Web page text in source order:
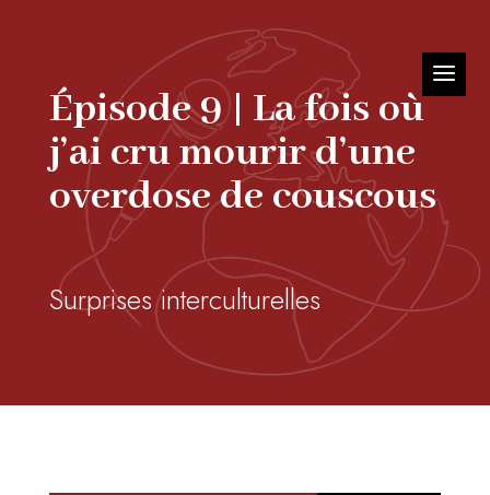
Épisode 9 | La fois où
j’ai cru mourir d’une
overdose de couscous
Surprises interculturelles